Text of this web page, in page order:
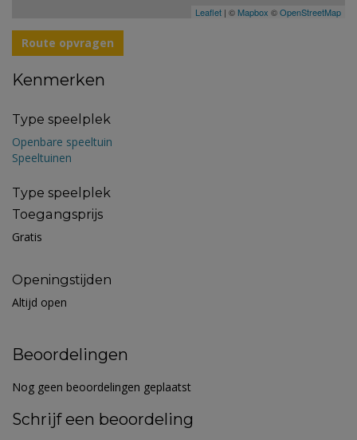
Leaflet | © Mapbox ©OpenStreetMap
Route opvragen
Kenmerken
Type speelplek
Openbare speeltuin
Speeltuinen
Type speelplek
Toegangsprijs
Gratis
Openingstijden
Altijd open
Beoordelingen
Nog geen beoordelingen geplaatst
Schrijf een beoordeling